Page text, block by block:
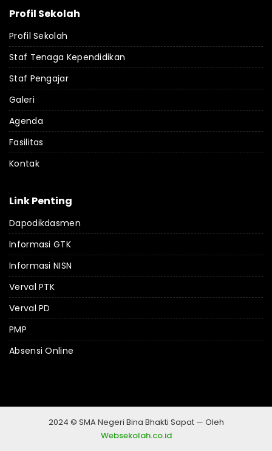
Profil Sekolah
Profil Sekolah
Staf Tenaga Kependidikan
Staf Pengajar
Galeri
Agenda
Fasilitas
Kontak
Link Penting
Dapodikdasmen
Informasi GTK
Informasi NISN
Verval PTK
Verval PD
PMP
Absensi Online
2024 © SMA Negeri Bina Bhakti Sapat — Oleh
Websekolah.co.id